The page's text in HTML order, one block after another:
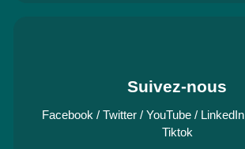
Suivez-nous
Facebook / Twitter / YouTube / LinkedIn
Tiktok